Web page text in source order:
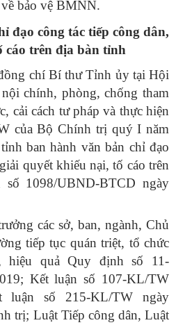
bảo vệ BMNN.
đạo công tác tiếp công dân,
cáo trên địa bàn tỉnh
chí Bí thư Tỉnh ủy tại Hội
chính, phòng, chống tham
cải cách tư pháp và thực hiện
của Bộ Chính trị quý I năm
ban hành văn bản chỉ đạo
quyết khiếu nại, tố cáo trên
1098/UBND-BTCD ngày
các sở, ban, ngành, Chủ
tiếp tục quán triệt, tổ chức
hiệu quả Quy định số 11-
Kết luận số 107-KL/TW
luận số 215-KL/TW ngày
trị; Luật Tiếp công dân, Luật